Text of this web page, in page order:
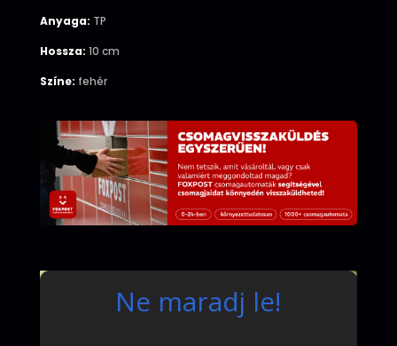
Anyaga: TP
Hossza: 10 cm
Színe: fehér
Ne maradj le!